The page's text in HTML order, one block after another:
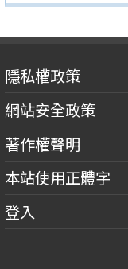
隱私權政策
網站安全政策
著作權聲明
本站使用正體字
登入